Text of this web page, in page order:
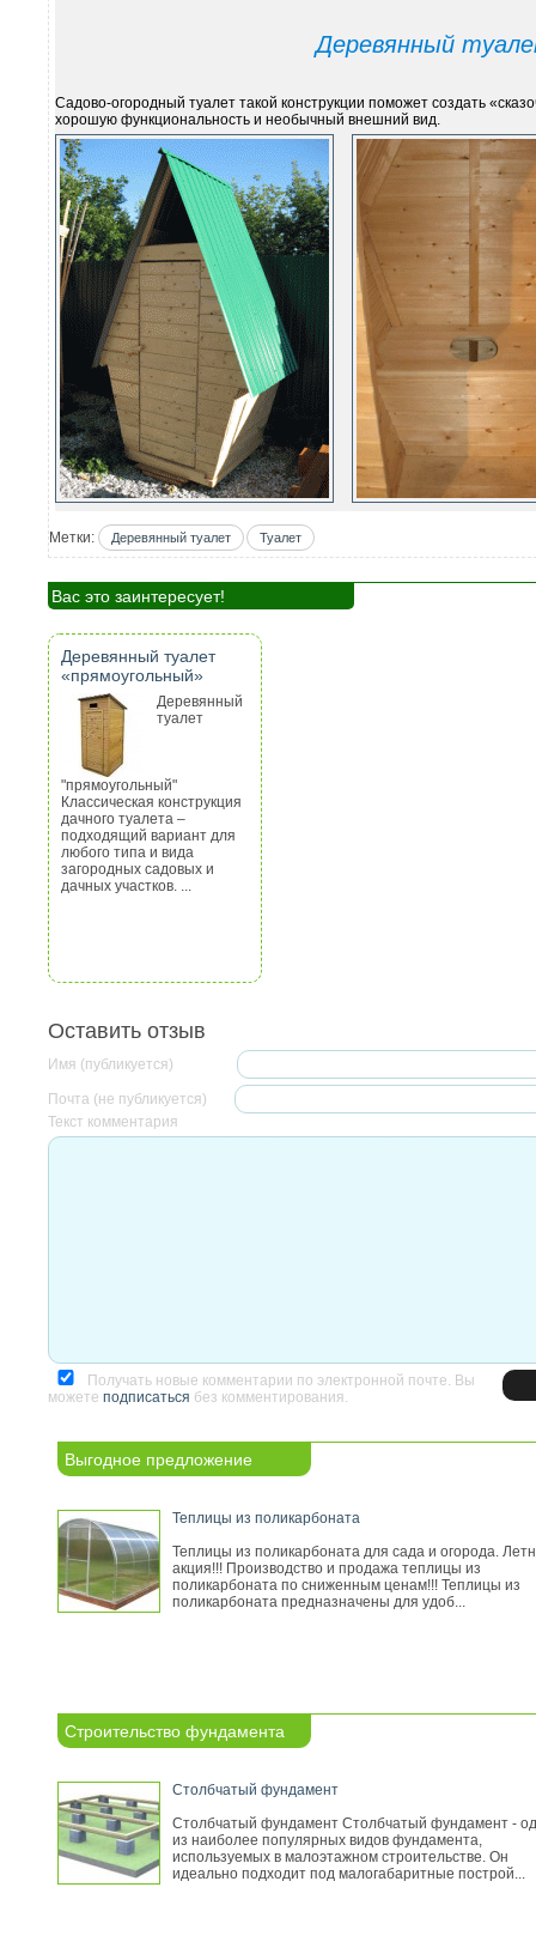
Деревянный
Садово-огородный туалет такой конструкции поможет создать
хорошую функциональность и необычный внешний вид.
Метки: Деревянный туалет Туалет
Вас это заинтересует!
Деревянный туалет
«прямоугольный»
Деревянный
туалет
"прямоугольный"
Классическая конструкция
дачного туалета –
подходящий вариант для
любого типа и вида
загородных садовых и
дачных участков. ...
Оставить отзыв
Имя (публикуется)
Почта (не публикуется)
Текст комментария
Получать новые комментарии по электронной почте. Вы
можете подписаться без комментирования.
Выгодное предложение
Теплицы из поликарбоната
Теплицы из поликарбоната для сада и огорода.
акция!!! Производство и продажа теплицы из
поликарбоната по сниженным ценам!!! Теплицы из
поликарбоната предназначены для удоб...
Строительство фундамента
Столбчатый фундамент
Столбчатый фундамент Столбчатый фундамент -
из наиболее популярных видов фундамента,
используемых в малоэтажном строительстве. Он
идеально подходит под малогабаритные построй...